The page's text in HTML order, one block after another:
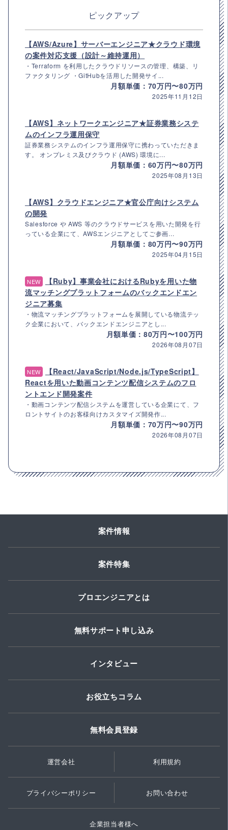
ピックアップ
【AWS/Azure】サーバーエンジニア★クラウド環境
の案件対応支援（設計～維持運用）
・Terraform を利用したクラウドリソースの管理、構築、リ
ファクタリング ・GitHubを活用した開発サイ...
月額単価：70万円〜80万円
2025年11月12日
【AWS】ネットワークエンジニア★証券業務システ
ムのインフラ運用保守
証券業務システムのインフラ運用保守に携わっていただきま
す。 オンプレミス及びクラウド (AWS) 環境に...
月額単価：60万円〜80万円
2025年08月13日
【AWS】クラウドエンジニア★官公庁向けシステム
の開発
Salesforce や AWS 等のクラウドサービスを用いた開発を行
っている企業にて、AWSエンジニアとしてご参画...
月額単価：80万円〜90万円
2025年04月15日
NEW
【Ruby】事業会社におけるRubyを用いた物
流マッチングプラットフォームのバックエンドエン
ジニア募集
・物流マッチングプラットフォームを展開している物流テッ
ク企業において、バックエンドエンジニアとし...
月額単価：80万円〜100万円
2026年08月07日
NEW
【React/JavaScript/Node.js/TypeScript】
Reactを用いた動画コンテンツ配信システムのフロ
ントエンド開発案件
・動画コンテンツ配信システムを運営している企業にて、フ
ロントサイトのお客様向けカスタマイズ開発作...
月額単価：70万円〜90万円
2026年08月07日
案件情報
案件特集
プロエンジニアとは
無料サポート申し込み
インタビュー
お役立ちコラム
無料会員登録
運営会社 利用規約
プライバシーポリシー お問い合わせ
企業担当者様へ